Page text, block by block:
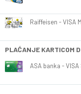
Raiffeisen - VISA
PLAĆANJE KARTICOM
ASA banka -